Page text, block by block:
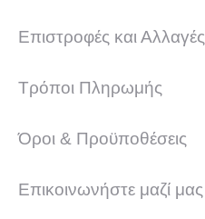
Επιστροφές και Αλλαγές
Τρόποι Πληρωμής
Όροι & Προϋποθέσεις
Επικοινωνήστε μαζί μας